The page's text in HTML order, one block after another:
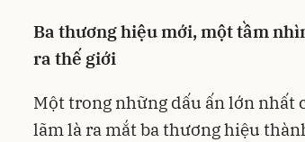
Ba thương hiệu mới, một tầm
ra thế giới
Một trong những dấu ấn lớn
lãm là ra mắt ba thương hiệu